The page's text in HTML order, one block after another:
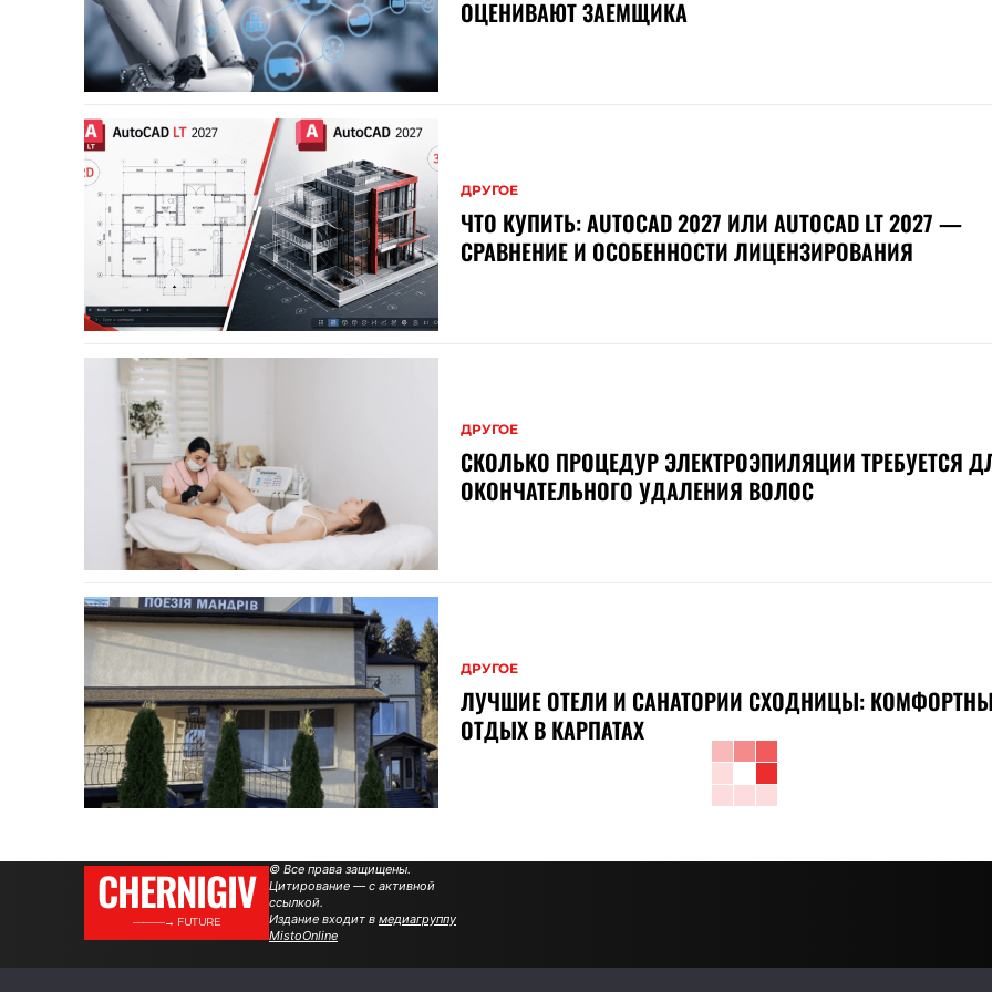
ОЦЕНИВАЮТ ЗАЕМЩИКА
ДРУГОЕ
ЧТО КУПИТЬ: AUTOCAD 2027 ИЛИ AUTOCAD LT 2027 —
СРАВНЕНИЕ И ОСОБЕННОСТИ ЛИЦЕНЗИРОВАНИЯ
ДРУГОЕ
СКОЛЬКО ПРОЦЕДУР ЭЛЕКТРОЭПИЛЯЦИИ ТРЕБУЕТСЯ
ОКОНЧАТЕЛЬНОГО УДАЛЕНИЯ ВОЛОС
ДРУГОЕ
ЛУЧШИЕ ОТЕЛИ И САНАТОРИИ СХОДНИЦЫ:
ОТДЫХ В КАРПАТАХ
CHERNIGIV
———→ FUTURE
© Все права защищены.
Цитирование — с активной
ссылкой.
Издание входит в медиагруппу
MistoOnline